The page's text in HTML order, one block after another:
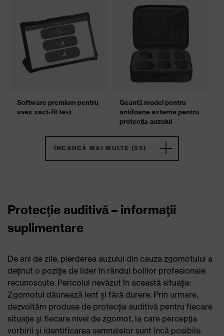
Software premium pentru
uvex xact-fit test
Geantă model pentru
antifoane externe pentru
protecţia auzului
ÎNCARCĂ MAI MULTE (55)
Protecţie auditivă – informaţii
suplimentare
De ani de zile, pierderea auzului din cauza zgomotului a
deţinut o poziţie de lider în rândul bolilor profesionale
recunoscute. Pericolul nevăzut în această situaţie:
Zgomotul dăunează lent şi fără durere. Prin urmare,
dezvoltăm produse de protecţie auditivă pentru fiecare
situaţie şi fiecare nivel de zgomot, la care percepţia
vorbirii şi identificarea semnalelor sunt încă posibile.